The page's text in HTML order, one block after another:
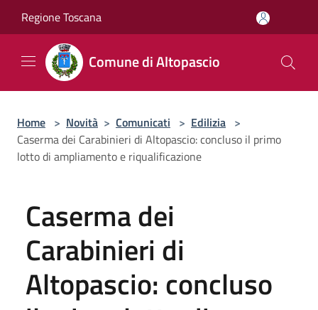
Regione Toscana
Comune di Altopascio
Home > Novità > Comunicati > Edilizia >
Caserma dei Carabinieri di Altopascio: concluso il primo
lotto di ampliamento e riqualificazione
Caserma dei
Carabinieri di
Altopascio: concluso